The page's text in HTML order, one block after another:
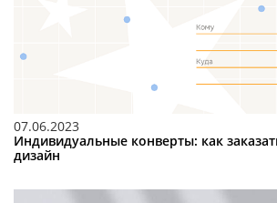
07.06.2023
Индивидуальные конверты: как
дизайн